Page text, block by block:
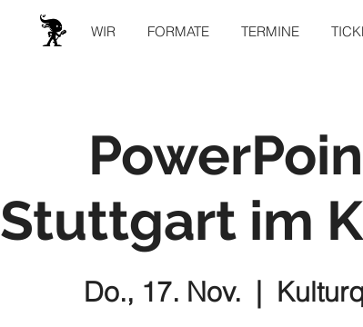
WIR FORMATE TERMINE
Stuttgart im
Do., 17. Nov.
  |